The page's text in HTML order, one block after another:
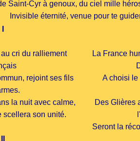
Saint-Cyr à genoux, du ciel mille
Invisible éternité, venue pour te
cri du ralliement
rejoint ses fils
la nuit avec calme,
scellera son unité.
La France
A choisi le
Des Glières
Seront la